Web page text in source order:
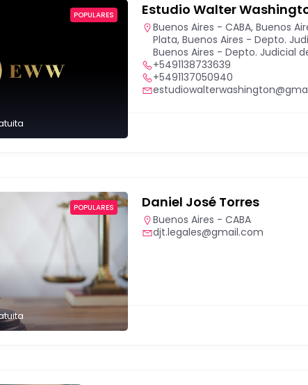
POPULARES Estudio Walter
Buenos Aires - CABA, Buenos
Plata, Buenos Aires - Depto.
Buenos Aires - Depto. Judicial
+5491138733639
+5491137050940
POPULARES Daniel José Torres
Buenos Aires - CABA
djt.legales@gmail.com